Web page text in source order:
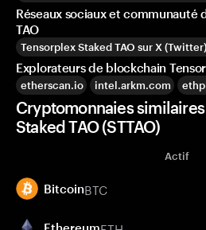
Réseaux sociaux et communauté
TAO
Tensorplex Staked TAO sur X (Twitter)
Explorateurs de blockchain
etherscan.io intel.arkm.com
Cryptomonnaies
Staked TAO (STTAO)
Actif
BitcoinBTC